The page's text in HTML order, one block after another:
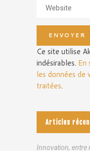
Ce site utilise
indésirables. En
les données de
traitées.
Articles
Innovation, entre